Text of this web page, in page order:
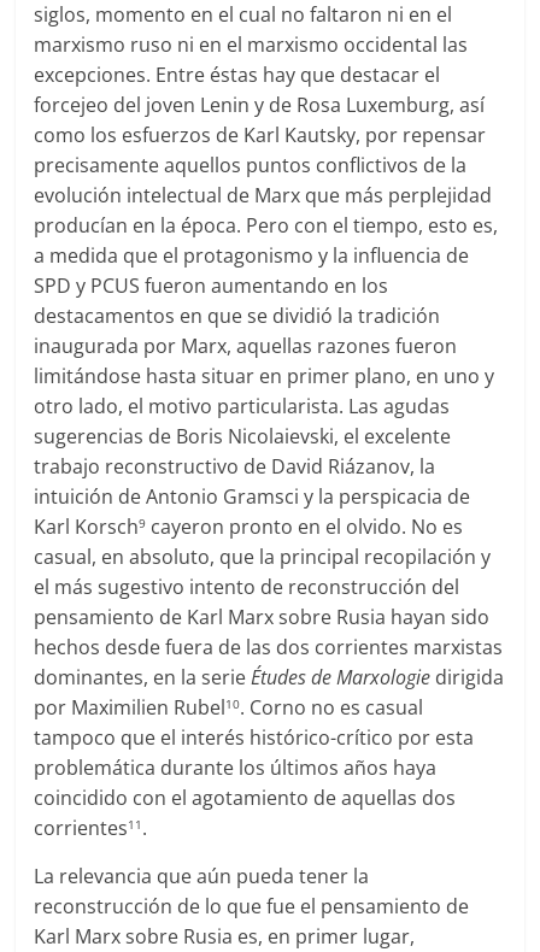
siglos, momento en el cual no faltaron ni en el
marxismo ruso ni en el marxismo occidental las
excepciones. Entre éstas hay que destacar el
forcejeo del joven Lenin y de Rosa Luxemburg, así
como los esfuerzos de Karl Kautsky, por repensar
precisamente aquellos puntos conflictivos de la
evolución intelectual de Marx que más perplejidad
producían en la época. Pero con el tiempo, esto es,
a medida que el protagonismo y la influencia de
SPD y PCUS fueron aumentando en los
destacamentos en que se dividió la tradición
inaugurada por Marx, aquellas razones fueron
limitándose hasta situar en primer plano, en uno y
otro lado, el motivo particularista. Las agudas
sugerencias de Boris Nicolaievski, el excelente
trabajo reconstructivo de David Riázanov, la
intuición de Antonio Gramsci y la perspicacia de
Karl Korsch9 cayeron pronto en el olvido. No es
casual, en absoluto, que la principal recopilación y
el más sugestivo intento de reconstrucción del
pensamiento de Karl Marx sobre Rusia hayan sido
hechos desde fuera de las dos corrientes marxistas
dominantes, en la serieÉtudes de Marxologie dirigida
por Maximilien Rubel10. Corno no es casual
tampoco que el interés histórico-crítico por esta
problemática durante los últimos años haya
coincidido con el agotamiento de aquellas dos
corrientes11 .
La relevancia que aún pueda tener la
reconstrucción de lo que fue el pensamiento de
Karl Marx sobre Rusia es, en primer lugar,